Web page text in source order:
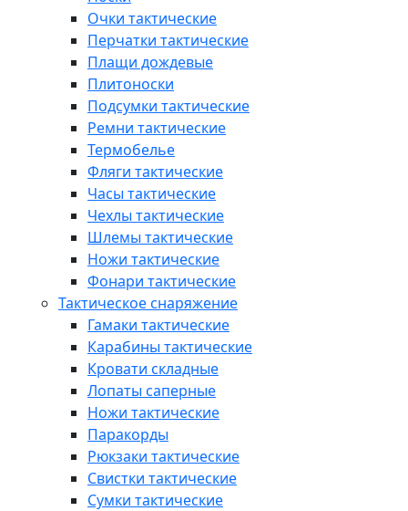
Очки тактические
Перчатки тактические
Плащи дождевые
Плитоноски
Подсумки тактические
Ремни тактические
Термобелье
Фляги тактические
Часы тактические
Чехлы тактические
Шлемы тактические
Ножи тактические
Фонари тактические
Тактическое снаряжение
Гамаки тактические
Карабины тактические
Кровати складные
Лопаты саперные
Ножи тактические
Паракорды
Рюкзаки тактические
Свистки тактические
Сумки тактические